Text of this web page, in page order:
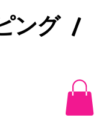
ング /​